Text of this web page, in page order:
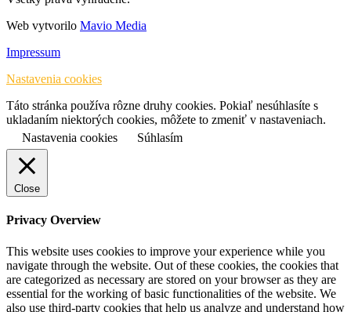
Web vytvorilo Mavio Media
Impressum
Nastavenia cookies
Táto stránka používa rôzne druhy cookies. Pokiaľ nesúhlasíte s
ukladaním niektorých cookies, môžete to zmeniť v nastaveniach.
Nastavenia cookies
Súhlasím
Close
Privacy Overview
This website uses cookies to improve your experience while you
navigate through the website. Out of these cookies, the cookies that
are categorized as necessary are stored on your browser as they are
essential for the working of basic functionalities of the website. We
also use third-party cookies that help us analyze and understand how